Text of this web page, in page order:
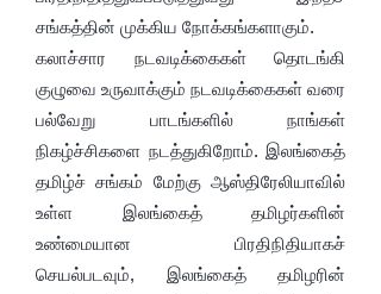
சங்கத்தின் முக்கிய நோக்கங்களாகும்.
கலாச்சார நடவடிக்கைகள் தொடங்கி
குழுவை உருவாக்கும் நடவடிக்கைகள் வரை
பல்வேறு பாடங்களில் நாங்கள்
நிகழ்ச்சிகளை நடத்துகிறோம். இலங்கைத்
தமிழ்ச் சங்கம் மேற்கு ஆஸ்திரேலியாவில்
உள்ள இலங்கைத் தமிழர்களின்
உண்மையான பிரதிநிதியாகச்
செயல்படவும், இலங்கைத் தமிழரின்